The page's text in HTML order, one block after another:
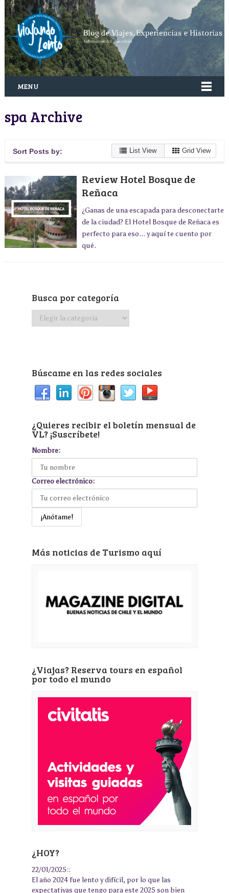
MENU
spa Archive
Sort Posts by: List View Grid View
Review Hotel Bosque de
Reñaca
¿Ganas de una escapada para desconectarte
de la ciudad? El Hotel Bosque de Reñaca es
perfecto para eso... y aquí te cuento por
qué.
Busca por categoría
Busca
Búscame en las redes sociales
¿Quieres recibir el boletín mensual de
VL? ¡Suscríbete!
Nombre:
Correo electrónico:
Más noticias de Turismo aquí
¿Viajas? Reserva tours en español
por todo el mundo
¿HOY?
22/01/2025::
El año 2024 fue lento y difícil, por lo que las
expectativas que tengo para este 2025 son bien